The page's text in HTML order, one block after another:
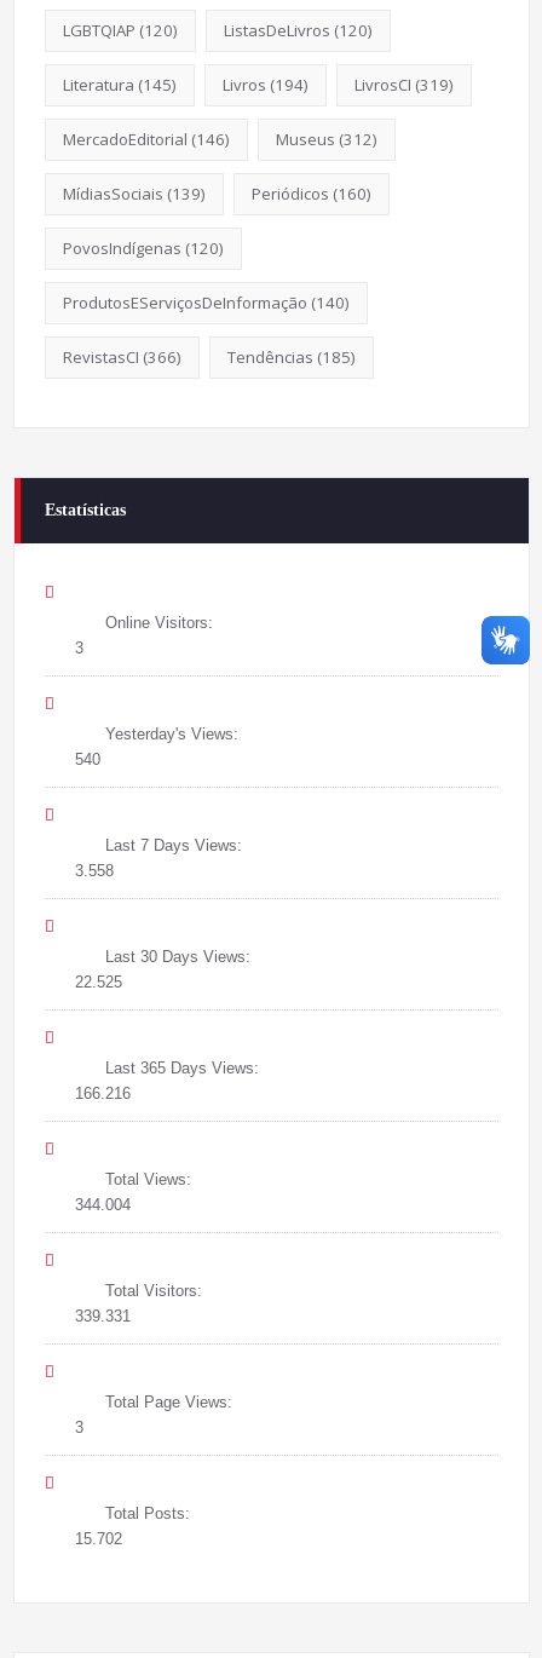
LGBTQIAP (120) ListasDeLivros (120)
Literatura (145) Livros (194) LivrosCI (319)
MercadoEditorial (146) Museus (312)
MídiasSociais (139) Periódicos (160)
PovosIndígenas (120)
ProdutosEServiçosDeInformação (140)
RevistasCI (366) Tendências (185)
Estatísticas
Online Visitors:
3
Yesterday's Views:
540
Last 7 Days Views:
3.558
Last 30 Days Views:
22.525
Last 365 Days Views:
166.216
Total Views:
344.004
Total Visitors:
339.331
Total Page Views:
3
Total Posts:
15.702